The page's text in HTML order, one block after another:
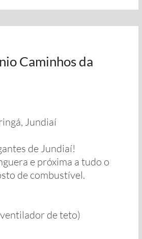
Caminhos da
Jundiaí
de Jundiaí!
e próxima a tudo o
de combustível.
de teto)